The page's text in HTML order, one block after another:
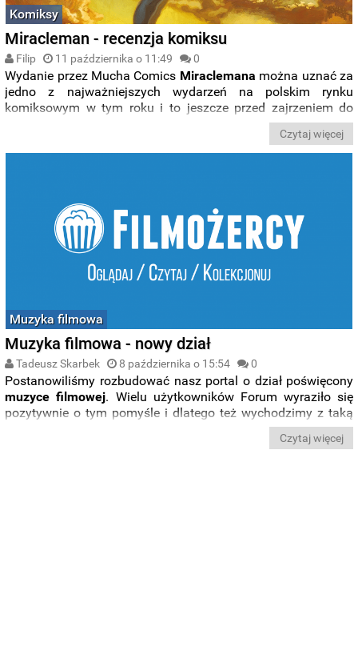
Komiksy
Miracleman - recenzja komiksu
Filip 11 października o 11:49 0
Wydanie przez Mucha Comics Miraclemana można uznać za
jedno z najważniejszych wydarzeń na polskim rynku
komiksowym w tym roku i to jeszcze przed zajrzeniem do
Czytaj więcej
Muzyka filmowa
Muzyka filmowa - nowy dział
Tadeusz Skarbek 8 października o 15:54 0
Postanowiliśmy rozbudować nasz portal o dział poświęcony
muzyce filmowej. Wielu użytkowników Forum wyraziło się
pozytywnie o tym pomyśle i dlatego też wychodzimy z taką
Czytaj więcej